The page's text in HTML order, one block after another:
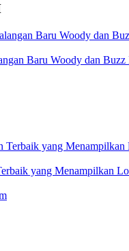
Baru Woody dan Buzz
yang Menampilkan